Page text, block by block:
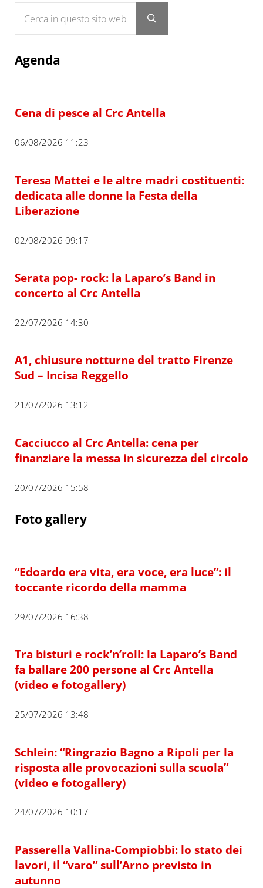
Submit search
Agenda
Cena di pesce al Crc Antella
06/08/2026 11:23
Teresa Mattei e le altre madri costituenti:
dedicata alle donne la Festa della
Liberazione
02/08/2026 09:17
Serata pop- rock: la Laparo’s Band in
concerto al Crc Antella
22/07/2026 14:30
A1, chiusure notturne del tratto Firenze
Sud – Incisa Reggello
21/07/2026 13:12
Cacciucco al Crc Antella: cena per
finanziare la messa in sicurezza del circolo
20/07/2026 15:58
Foto gallery
“Edoardo era vita, era voce, era luce”: il
toccante ricordo della mamma
29/07/2026 16:38
Tra bisturi e rock’n’roll: la Laparo’s Band
fa ballare 200 persone al Crc Antella
(video e fotogallery)
25/07/2026 13:48
Schlein: “Ringrazio Bagno a Ripoli per la
risposta alle provocazioni sulla scuola”
(video e fotogallery)
24/07/2026 10:17
Passerella Vallina-Compiobbi: lo stato dei
lavori, il “varo” sull’Arno previsto in
autunno